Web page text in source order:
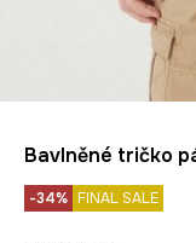
Bavlněné tričko
-34% FINAL SALE